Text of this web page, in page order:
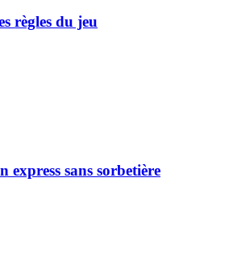
règles du jeu
express sans sorbetière